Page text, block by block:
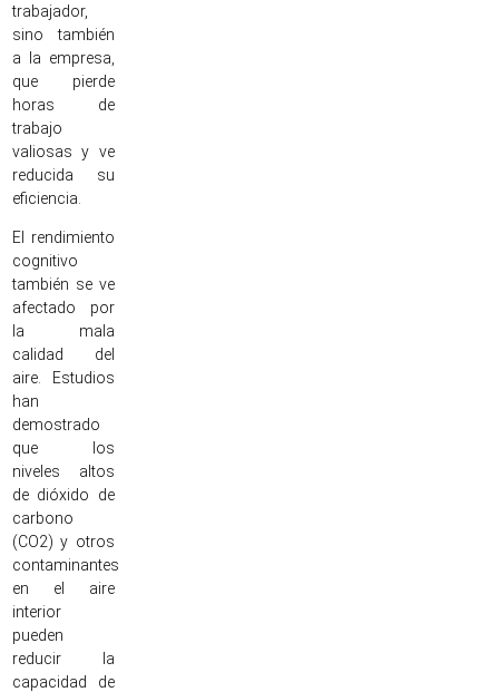
trabajador,
sino también
a la empresa,
que pierde
horas de
trabajo
valiosas y ve
reducida su
eficiencia.
El rendimiento
cognitivo
también se ve
afectado por
la mala
calidad del
aire. Estudios
han
demostrado
que los
niveles altos
de dióxido de
carbono
(CO2) y otros
contaminantes
en el aire
interior
pueden
reducir la
capacidad de